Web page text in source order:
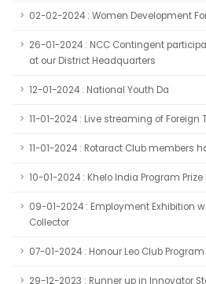
02-02-2024 : Women Development
26-01-2024 : NCC Contingent
at our District Headquarters
12-01-2024 : National Youth Da
11-01-2024 : Live streaming of Foreign
11-01-2024 : Rotaract Club members
10-01-2024 : Khelo India Program
09-01-2024 : Employment Exhibition
Collector
07-01-2024 : Honour Leo Club
29-12-2023 : Runner up in Innovator